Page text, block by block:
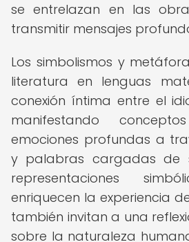
se entrelazan en las
transmitir mensajes
Los simbolismos y
literatura en lenguas
conexión íntima entre el
manifestando
emociones profundas a
y palabras cargadas de
representaciones
enriquecen la experiencia
también invitan a una
sobre la naturaleza